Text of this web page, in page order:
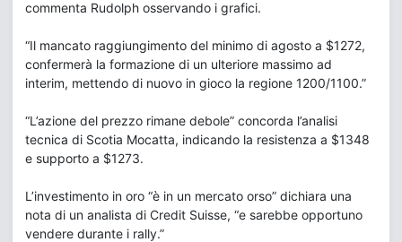
commenta Rudolph osservando i grafici.
“Il mancato raggiungimento del minimo di agosto a $1272,
confermerà la formazione di un ulteriore massimo ad
interim, mettendo di nuovo in gioco la regione 1200/1100.”
“L’azione del prezzo rimane debole” concorda l’analisi
tecnica di Scotia Mocatta, indicando la resistenza a $1348
e supporto a $1273.
L’investimento in oro “è in un mercato orso” dichiara una
nota di un analista di Credit Suisse, “e sarebbe opportuno
vendere durante i rally.”